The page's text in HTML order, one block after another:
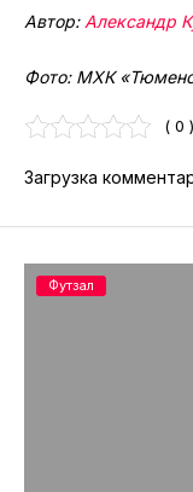
Автор: Александр
Фото: МХК
( 0 )
Загрузка
Футзал